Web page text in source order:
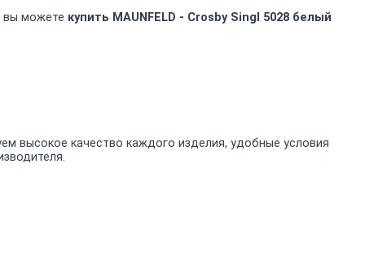
вы можете купить MAUNFELD - Crosby Singl 5028 белый
высокое качество каждого изделия, удобные условия